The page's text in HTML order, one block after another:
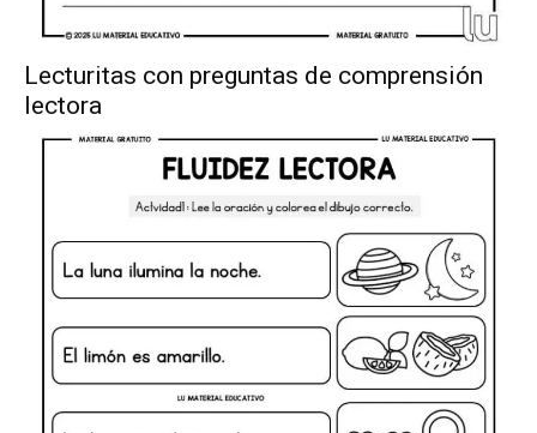
Lecturitas con preguntas de comprensión
lectora